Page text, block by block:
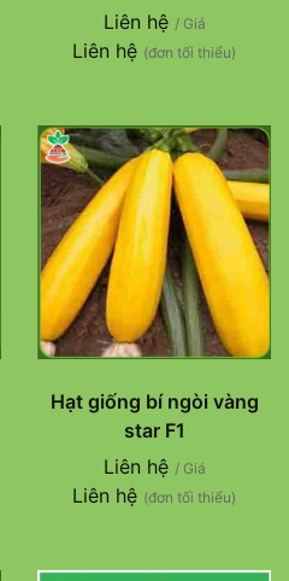
Liên hệ / Giá
Liên hệ (đơn tối thiểu)
Hạt giống bí ngòi vàng
star F1
Liên hệ / Giá
Liên hệ (đơn tối thiểu)